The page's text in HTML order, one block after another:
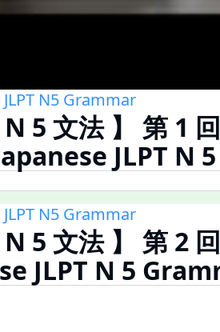
N5 Grammar
N 5 文法 】 第 1
JLPT N
N5 Grammar
N 5 文法 】 第 2
JLPT N 5